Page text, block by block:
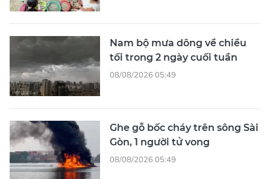
Nam bộ mưa dông về chiều
tối trong 2 ngày cuối tuần
08/08/2026 05:49
Ghe gỗ bốc cháy trên sông Sài
Gòn, 1 người tử vong
08/08/2026 05:49